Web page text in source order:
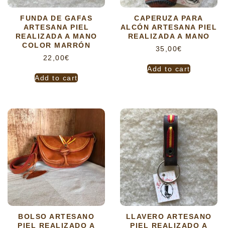
FUNDA DE GAFAS
ARTESANA PIEL
REALIZADA A MANO
COLOR MARRÓN
22,00€
Add to cart
CAPERUZA PARA
ALCÓN ARTESANA PIEL
REALIZADA A MANO
35,00€
Add to cart
BOLSO ARTESANO
PIEL REALIZADO A
LLAVERO ARTESANO
PIEL REALIZADO A